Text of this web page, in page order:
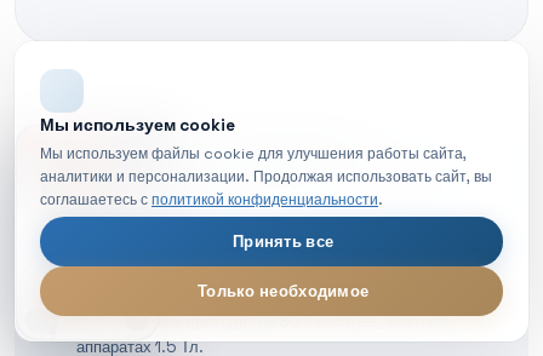
Высокопольный томограф 3 Тл
Идеален для сложных исследований: онкология,
неврология, кардиология.
Скорость сканирования
Исследование проходит на 30% быстрее, чем на
аппаратах 1.5 Тл.
Мы используем cookie
Мы используем файлы cookie для улучшения работы сайта,
аналитики и персонализации. Продолжая использовать сайт, вы
соглашаетесь сполитикой конфиденциальности.
Принять все
Только необходимое